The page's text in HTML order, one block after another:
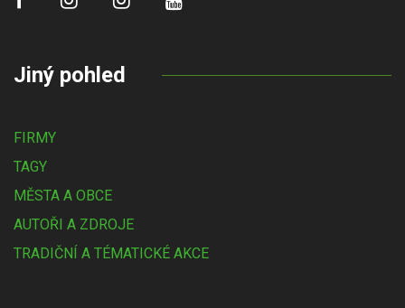
Jiný pohled
FIRMY
TAGY
MĚSTA A OBCE
AUTOŘI A ZDROJE
TRADIČNÍ A TÉMATICKÉ AKCE